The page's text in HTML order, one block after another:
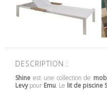
DESCRIPTION :
Shine est une collection de
Levypour Emu. Le lit de piscine